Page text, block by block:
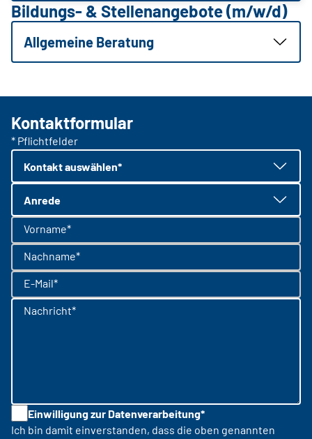
Bildungs- & Stellenangebote (m/w/d)
Allgemeine Beratung
Kontaktformular
* Pflichtfelder
Kontakt auswählen*
Anrede
Vorname*
Nachname*
E-Mail*
Nachricht*
Einwilligung zur Datenverarbeitung*
Ich bin damit einverstanden, dass die oben genannten